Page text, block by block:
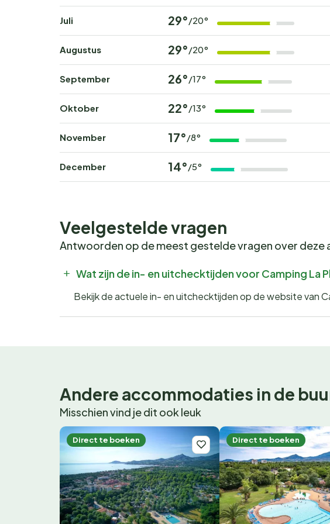
Juli 29°/20°
Augustus 29°/20°
September 26°/17°
Oktober 22°/13°
November 17°/8°
December 14°/5°
Veelgestelde vragen
Antwoorden op de meest gestelde vragen over
Wat zijn de in- en uitchecktijden voor Camping La
Bekijk de actuele in- en uitchecktijden op de website van
Andere accommodaties in de
Misschien vind je dit ook leuk
Direct te boeken Direct te boeken